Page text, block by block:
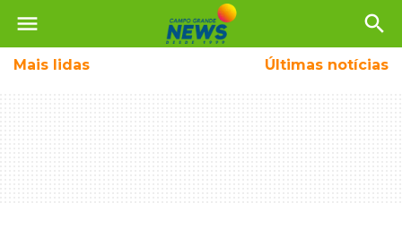
menu search
Mais lidas Últimas notícias